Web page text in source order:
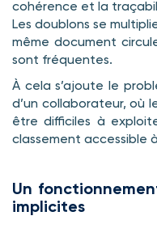
cohérence et la
Les doublons se
même document
sont fréquentes.
À cela s’ajoute le
d’un collaborateur, où
être difficiles à
classement accessible
Un
implicites